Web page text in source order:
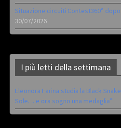
Situazione circuiti Contest360° dopo
30/07/2026
I più letti della settimana
Eleonora Farina studia la Black
Sole… e ora sogno una medaglia”